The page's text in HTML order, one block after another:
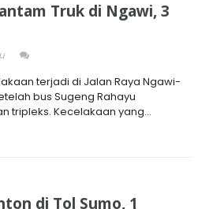
Truk di Ngawi, 3
terjadi di Jalan Raya Ngawi-
bus Sugeng Rahayu
tripleks. Kecelakaan yang...
di Tol Sumo, 1